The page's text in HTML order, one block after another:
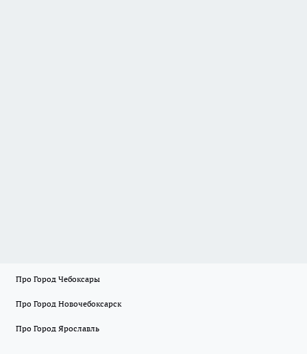
Про Город Чебоксары
Про Город Новочебоксарск
Про Город Ярославль